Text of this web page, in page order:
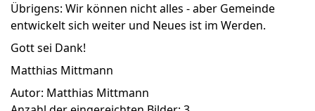
Übrigens: Wir können nicht alles - aber Gemeinde
entwickelt sich weiter und Neues ist im Werden.
Gott sei Dank!
Matthias Mittmann
Autor: Matthias Mittmann